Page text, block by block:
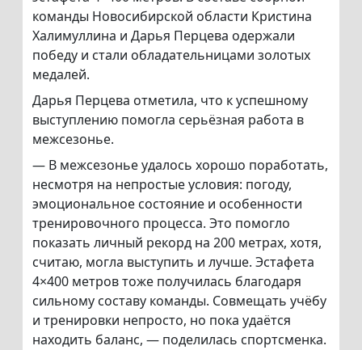
команды Новосибирской области Кристина
Халимуллина и Дарья Перцева одержали
победу и стали обладательницами золотых
медалей.
Дарья Перцева отметила, что к успешному
выступлению помогла серьёзная работа в
межсезонье.
— В межсезонье удалось хорошо поработать,
несмотря на непростые условия: погоду,
эмоциональное состояние и особенности
тренировочного процесса. Это помогло
показать личный рекорд на 200 метрах, хотя,
считаю, могла выступить и лучше. Эстафета
4×400 метров тоже получилась благодаря
сильному составу команды. Совмещать учёбу
и тренировки непросто, но пока удаётся
находить баланс, — поделилась спортсменка.